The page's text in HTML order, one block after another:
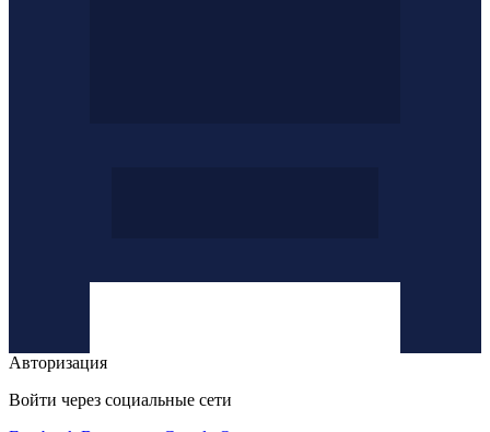
Авторизация
Войти через социальные сети